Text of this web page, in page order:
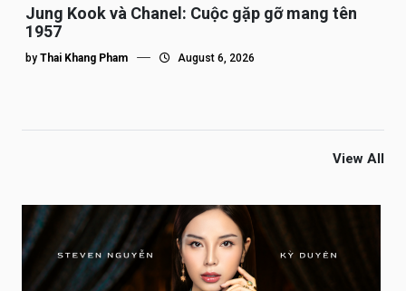
Jung Kook và Chanel: Cuộc gặp gỡ mang tên
1957
by Thai Khang Pham August 6, 2026
View All